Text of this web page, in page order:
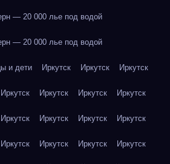
— 20 000 лье под водой
— 20 000 лье под водой
и дети Иркутск Иркутск Иркутск
Иркутск Иркутск Иркутск Иркутск
Иркутск Иркутск Иркутск Иркутск
Иркутск Иркутск Иркутск Иркутск